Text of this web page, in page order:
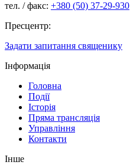
тел. / факс: +380 (50) 37-29-930
Пресцентр:
Задати запитання священику
Інформація
Головна
Події
Історія
Пряма трансляція
Управління
Контакти
Інше